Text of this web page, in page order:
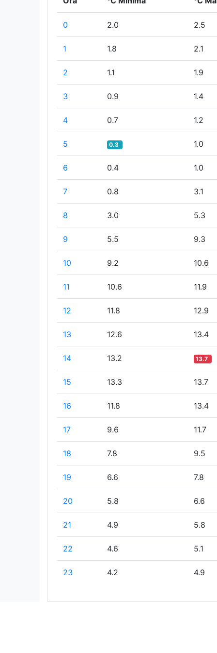
0 2.0 2.5
1 1.8 2.1
2 1.1 1.9
3 0.9 1.4
4 0.7 1.2
5 0.3 1.0
6 0.4 1.0
7 0.8 3.1
8 3.0 5.3
9 5.5 9.3
10 9.2 10.6
11 10.6 11.9
12 11.8 12.9
13 12.6 13.4
14 13.2 13.7
15 13.3 13.7
16 11.8 13.4
17 9.6 11.7
18 7.8 9.5
19 6.6 7.8
20 5.8 6.6
21 4.9 5.8
22 4.6 5.1
23 4.2 4.9